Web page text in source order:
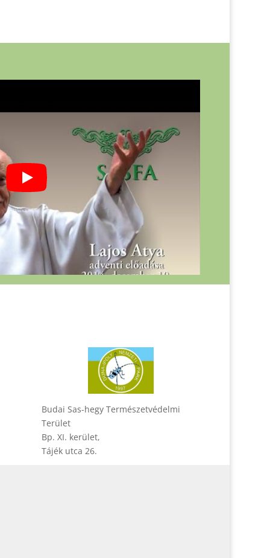
Budai Sas-hegy Természetvédelmi
Terület
Bp. XI. kerület,
Tájék utca 26.